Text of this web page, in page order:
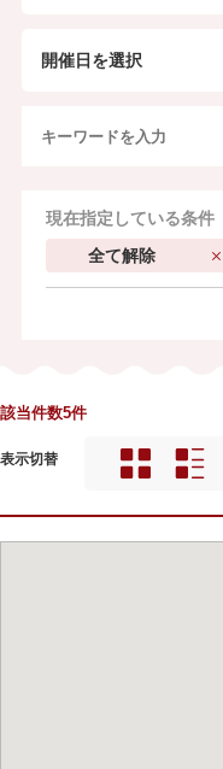
開催日を選択
現在指定している条件
全て解除
該当件数5件
表示切替